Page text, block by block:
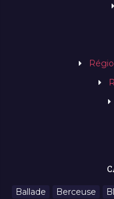
Ballade Berceuse